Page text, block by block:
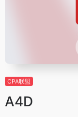
CPA联盟
A4D